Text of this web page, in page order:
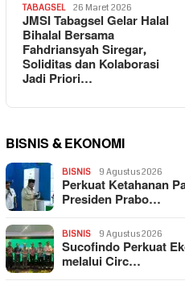
TABAGSEL 26 Maret 2026
JMSI Tabagsel Gelar Halal
Bihalal Bersama
Fahdriansyah Siregar,
Soliditas dan Kolaborasi
Jadi Priori…
BISNIS & EKONOMI
BISNIS 9 Agustus 2026
Perkuat Ketahanan
Presiden Prabo…
BISNIS 9 Agustus 2026
Sucofindo Perkuat
melalui Circ…